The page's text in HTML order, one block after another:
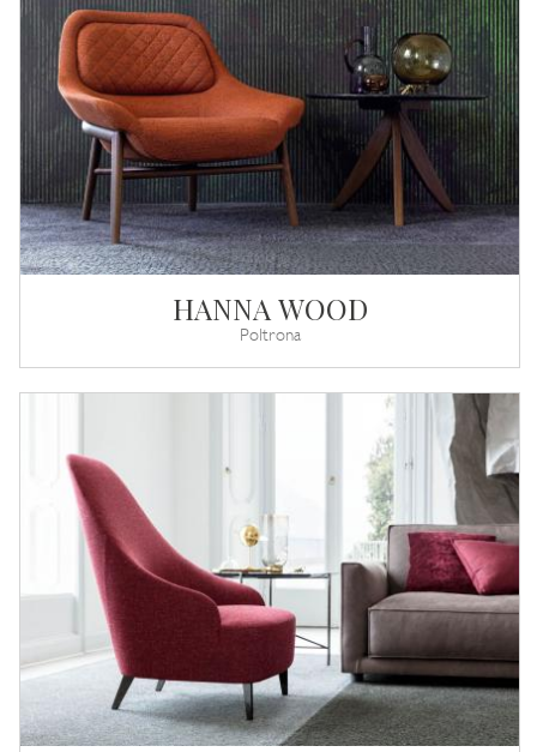
HANNA WOOD
Poltrona